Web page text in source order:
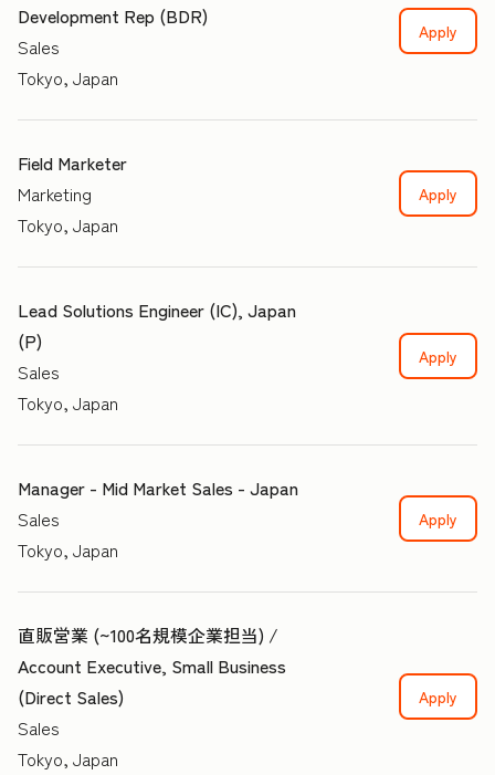
Development Rep (BDR)
Sales
Tokyo, Japan
Apply
Field Marketer
Marketing
Tokyo, Japan
Apply
Lead Solutions Engineer (IC), Japan
(P)
Sales
Tokyo, Japan
Apply
Manager - Mid Market Sales - Japan
Sales
Tokyo, Japan
Apply
直販営業 (~100名規模企業担当) /
Account Executive, Small Business
(Direct Sales)
Sales
Tokyo, Japan
Apply